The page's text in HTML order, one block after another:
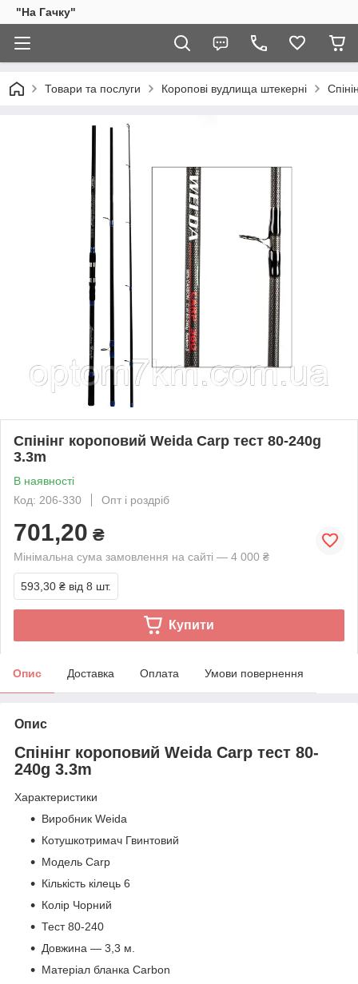
"На Гачку"
Товари та послуги Коропові вудлища штекерні
Спінінг короповий Weida Carp тест 80-240g
3.3m
В наявності
Код: 206-330
Опт і роздріб
701,20 ₴
Мінімальна сума замовлення на сайті — 4 000 ₴
593,30 ₴ від 8 шт.
Купити
Опис Доставка Оплата Умови повернення
Опис
Спінінг короповий Weida Carp тест 80-
240g 3.3m
Характеристики
Виробник Weida
Котушкотримач Гвинтовий
Модель Carp
Кількість кілець 6
Колір Чорний
Тест 80-240
Довжина — 3,3 м.
Матеріал бланка Carbon